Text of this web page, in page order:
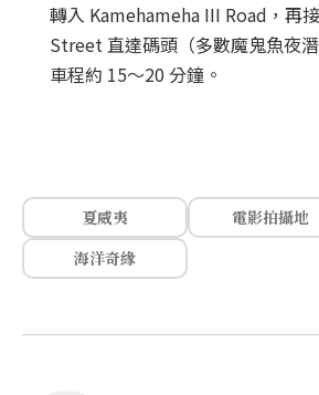
轉入 Kamehameha III Road，再
Street 直達碼頭（多數魔鬼魚夜
車程約 15～20 分鐘。
夏威夷
電影拍攝地
海洋奇緣